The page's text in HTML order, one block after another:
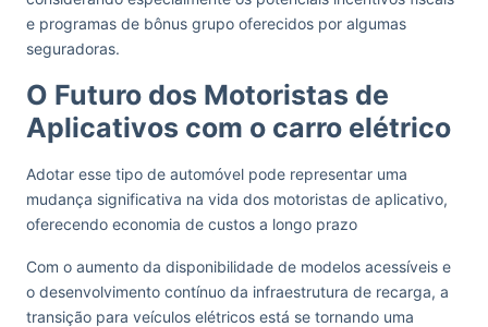
e programas de bônus grupo oferecidos por algumas
seguradoras.
O Futuro dos Motoristas de
Aplicativos com o carro elétrico
Adotar esse tipo de automóvel pode representar uma
mudança significativa na vida dos motoristas de aplicativo,
oferecendo economia de custos a longo prazo
Com o aumento da disponibilidade de modelos acessíveis e
o desenvolvimento contínuo da infraestrutura de recarga, a
transição para veículos elétricos está se tornando uma